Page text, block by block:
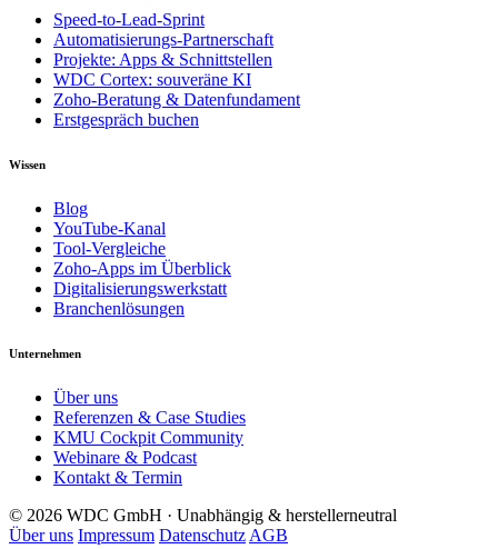
Speed-to-Lead-Sprint
Automatisierungs-Partnerschaft
Projekte: Apps & Schnittstellen
WDC Cortex: souveräne KI
Zoho-Beratung & Datenfundament
Erstgespräch buchen
Wissen
Blog
YouTube-Kanal
Tool-Vergleiche
Zoho-Apps im Überblick
Digitalisierungswerkstatt
Branchenlösungen
Unternehmen
Über uns
Referenzen & Case Studies
KMU Cockpit Community
Webinare & Podcast
Kontakt & Termin
© 2026 WDC GmbH · Unabhängig & herstellerneutral
Über uns Impressum Datenschutz AGB